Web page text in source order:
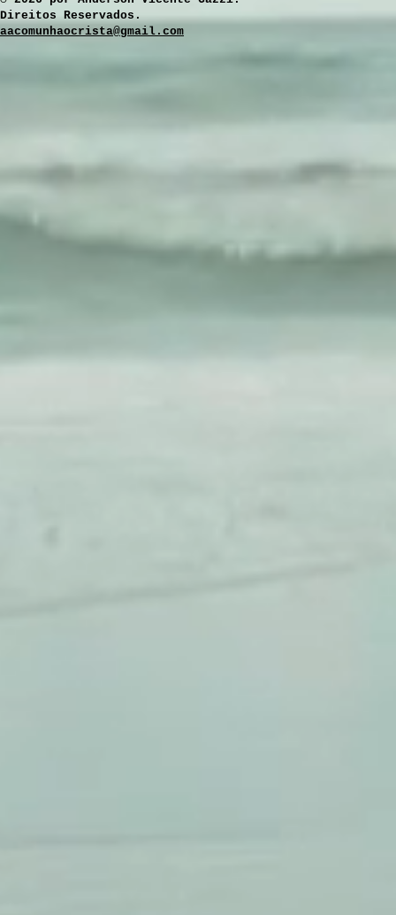
Direitos Reservados.
aacomunhaocrista@gmail.com